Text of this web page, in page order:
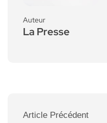
Auteur
La Presse
Article Précédent